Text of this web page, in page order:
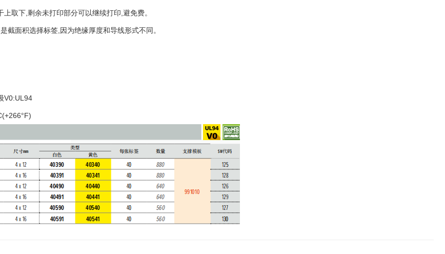
取下,剩余未打印部分可以继续打印,避免费。
截面积选择标签,因为绝缘厚度和导线形式不同。
V0:UL94